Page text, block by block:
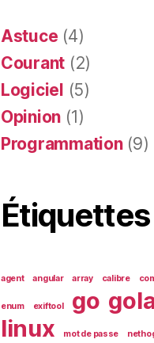
Astuce (4)
Courant (2)
Logiciel (5)
Opinion (1)
Programmation(9)
Étiquettes
agent angular array calibre
enum exiftool go
linux
mot de passe